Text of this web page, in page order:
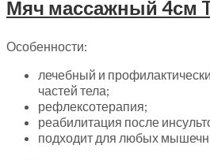
Мяч массажный 4см
Особенности:
лечебный и
частей тела;
рефлексотерапия;
реабилитация после
подходит для любых